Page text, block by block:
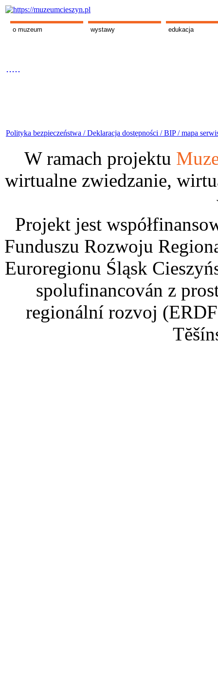
o muzeum wystawy edukacja
Polityka bezpieczeństwa /Deklaracja dostępności /BIP /mapa
W ramach projektu
wirtualne zwiedzanie,
Projekt jest
Funduszu Rozwoju
Euroregionu Śląsk
spolufinancován z
regionální rozvoj